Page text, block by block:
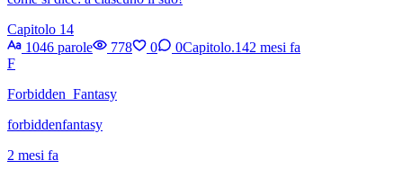
Capitolo 14
1046 parole
778 0 0Capitolo.142 mesi fa
F
Forbidden_Fantasy
forbiddenfantasy
2 mesi fa